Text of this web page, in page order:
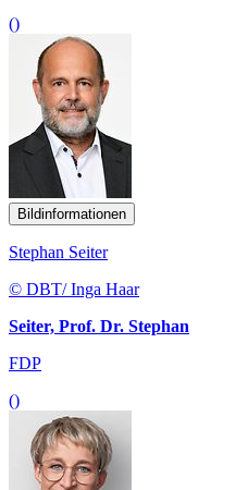
()
Bildinformationen
Stephan Seiter
© DBT/ Inga Haar
Seiter, Prof. Dr. Stephan
FDP
()